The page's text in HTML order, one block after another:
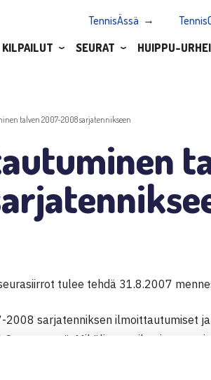
TennisÄssä
KILPAILUT SEURAT HUIPPU-
talven 2007-2008 sarjatennikseen
tulee tehdä 31.8.2007
2008 sarjatenniksen ilmoittautumiset
mennessä. Mikäli uutta
sarjatenniksen sääntöjen